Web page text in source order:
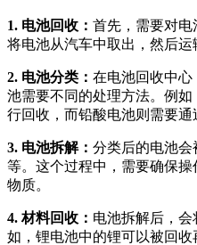
1. 电池回收： 首先，需要对
将电池从汽车中取出，然后运
2. 电池分类： 在电池回收中
池需要不同的处理方法。例
行回收，而铅酸电池则需要通
3. 电池拆解： 分类后的电池
等。这个过程中，需要确保
物质。
4. 材料回收： 电池拆解后，会
如，锂电池中的锂可以被回收